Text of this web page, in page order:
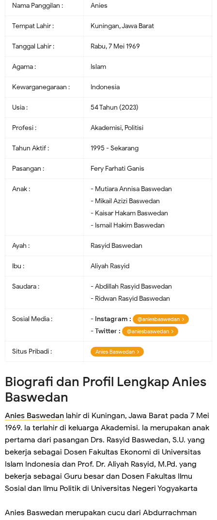
Nama Panggilan : Anies
Tempat Lahir : Kuningan, Jawa Barat
Tanggal Lahir : Rabu, 7 Mei 1969
Agama : Islam
Kewarganegaraan : Indonesia
Usia : 54 Tahun (2023)
Profesi : Akademisi, Politisi
Tahun Aktif : 1995 - Sekarang
Pasangan : Fery Farhati Ganis
Anak :
- Mutiara Annisa Baswedan
- Mikail Azizi Baswedan
- Kaisar Hakam Baswedan
- Ismail Hakim Baswedan
Ayah : Rasyid Baswedan
Ibu : Aliyah Rasyid
Saudara :
- Abdillah Rasyid Baswedan
- Ridwan Rasyid Baswedan
Sosial Media : - Instagram : @aniesbaswedan
-Twitter : @aniesbaswedan
Situs Pribadi : Anies Baswedan
Biografi dan Profil Lengkap Anies
Baswedan
Anies Baswedan lahir di Kuningan, Jawa Barat pada 7 Mei
1969. Ia terlahir di keluarga Akademisi. Ia merupakan anak
pertama dari pasangan Drs. Rasyid Baswedan, S.U. yang
bekerja sebagai Dosen Fakultas Ekonomi di Universitas
Islam Indonesia dan Prof. Dr. Aliyah Rasyid, M.Pd. yang
bekerja sebagai Guru besar dan Dosen Fakultas Ilmu
Sosial dan Ilmu Politik di Universitas Negeri Yogyakarta
Anies Baswedan merupakan cucu dari Abdurrachman